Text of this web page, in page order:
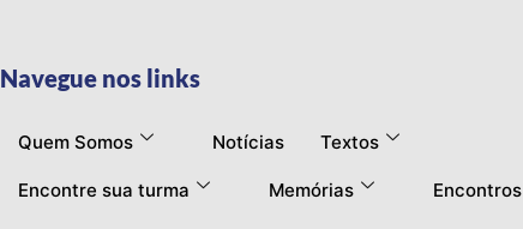
Navegue nos links
Quem Somos Notícias Textos
Encontre sua turma Memórias Encontros